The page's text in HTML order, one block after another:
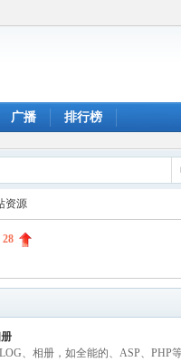
广播 排行榜
资源
28
、相册，如全能的、ASP、PHP